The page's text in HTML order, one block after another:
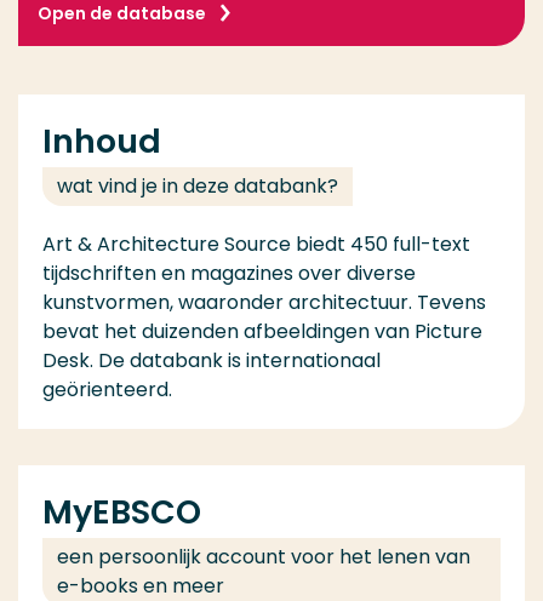
Open de database
Inhoud
wat vind je in deze databank?
Art & Architecture Source biedt 450 full-text
tijdschriften en magazines over diverse
kunstvormen, waaronder architectuur. Tevens
bevat het duizenden afbeeldingen van Picture
Desk. De databank is internationaal
geörienteerd.
MyEBSCO
een persoonlijk account voor het lenen van
e-books en meer